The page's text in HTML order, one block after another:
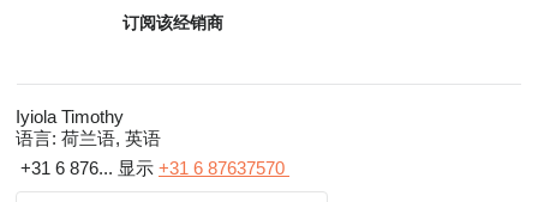
订阅该经销商
Iyiola Timothy
语言: 荷兰语, 英语
+31 6 876... 显示 +31 6 87637570